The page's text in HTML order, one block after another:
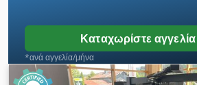
Καταχωρίστε
*ανά αγγελία/μήνα